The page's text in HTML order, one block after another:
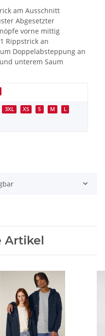
am Ausschnitt
Abgesetzter
vorne mittig
Rippstrick an
Doppelabsteppung an
unterem Saum
3XL XS S M
L
Artikel